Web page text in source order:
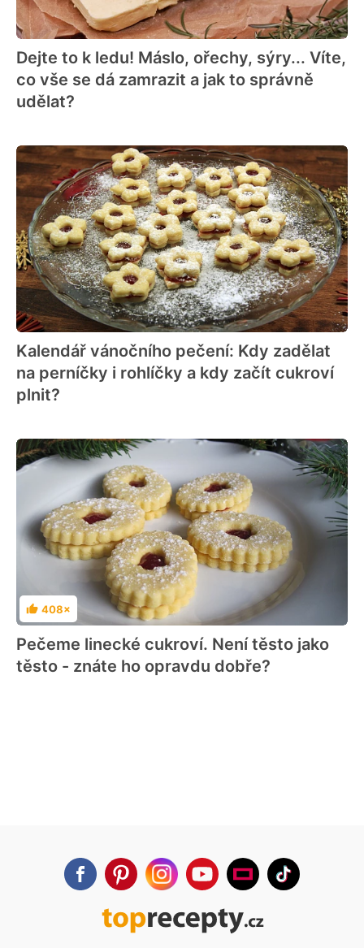
Dejte to k ledu! Máslo, ořechy, sýry... Víte,
co vše se dá zamrazit a jak to správně
udělat?
Kalendář vánočního pečení: Kdy zadělat
na perníčky i rohlíčky a kdy začít cukroví
plnit?
Hodnocení
408×
Pečeme linecké cukroví. Není těsto jako
těsto - znáte ho opravdu dobře?